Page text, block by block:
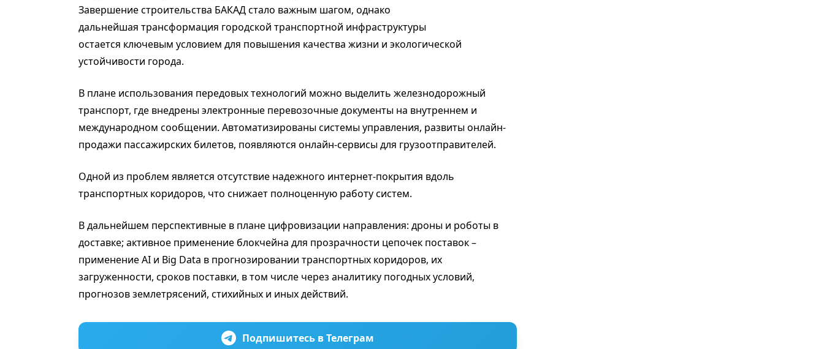
Завершение строительства БАКАД стало важным шагом, однако
дальнейшая трансформация городской транспортной инфраструктуры
остается ключевым условием для повышения качества жизни и экологической
устойчивости города.
В плане использования передовых технологий можно выделить железнодорожный
транспорт, где внедрены электронные перевозочные документы на внутреннем и
международном сообщении. Автоматизированы системы управления, развиты онлайн-
продажи пассажирских билетов, появляются онлайн-сервисы для грузоотправителей.
Одной из проблем является отсутствие надежного интернет-покрытия вдоль
транспортных коридоров, что снижает полноценную работу систем.
В дальнейшем перспективные в плане цифровизации направления: дроны и роботы в
доставке; активное применение блокчейна для прозрачности цепочек поставок –
применение AI и Big Data в прогнозировании транспортных коридоров, их
загруженности, сроков поставки, в том числе через аналитику погодных условий,
прогнозов землетрясений, стихийных и иных действий.
Подпишитесь в Телеграм